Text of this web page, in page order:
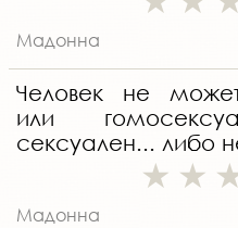
Мадонна
Человек не
или
сексуален... либо
Мадонна